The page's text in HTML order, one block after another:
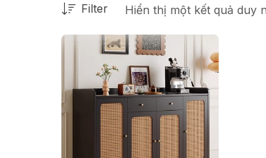
Hiển thị một kết quả duy
Filter